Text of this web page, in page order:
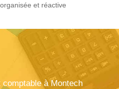
et réactive
à Montech